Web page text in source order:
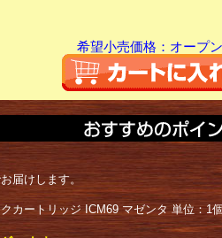
希望小売価格：オープ
届けします。
カートリッジ ICM69 マゼンタ 単位：1個